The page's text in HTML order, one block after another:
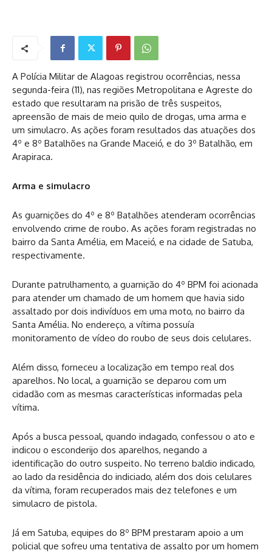
A Polícia Militar de Alagoas registrou ocorrências, nessa
segunda-feira (11), nas regiões Metropolitana e Agreste do
estado que resultaram na prisão de três suspeitos,
apreensão de mais de meio quilo de drogas, uma arma e
um simulacro. As ações foram resultados das atuações dos
4º e 8º Batalhões na Grande Maceió, e do 3º Batalhão, em
Arapiraca.
Arma e simulacro
As guarnições do 4º e 8º Batalhões atenderam ocorrências
envolvendo crime de roubo. As ações foram registradas no
bairro da Santa Amélia, em Maceió, e na cidade de Satuba,
respectivamente.
Durante patrulhamento, a guarnição do 4º BPM foi acionada
para atender um chamado de um homem que havia sido
assaltado por dois indivíduos em uma moto, no bairro da
Santa Amélia. No endereço, a vítima possuía
monitoramento de vídeo do roubo de seus dois celulares.
Além disso, forneceu a localização em tempo real dos
aparelhos. No local, a guarnição se deparou com um
cidadão com as mesmas características informadas pela
vítima.
Após a busca pessoal, quando indagado, confessou o ato e
indicou o esconderijo dos aparelhos, negando a
identificação do outro suspeito. No terreno baldio indicado,
ao lado da residência do indiciado, além dos dois celulares
da vítima, foram recuperados mais dez telefones e um
simulacro de pistola.
Já em Satuba, equipes do 8º BPM prestaram apoio a um
policial que sofreu uma tentativa de assalto por um homem